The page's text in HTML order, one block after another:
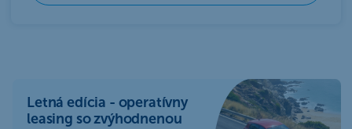
Letná edícia - operatívny
leasing so zvýhodnenou